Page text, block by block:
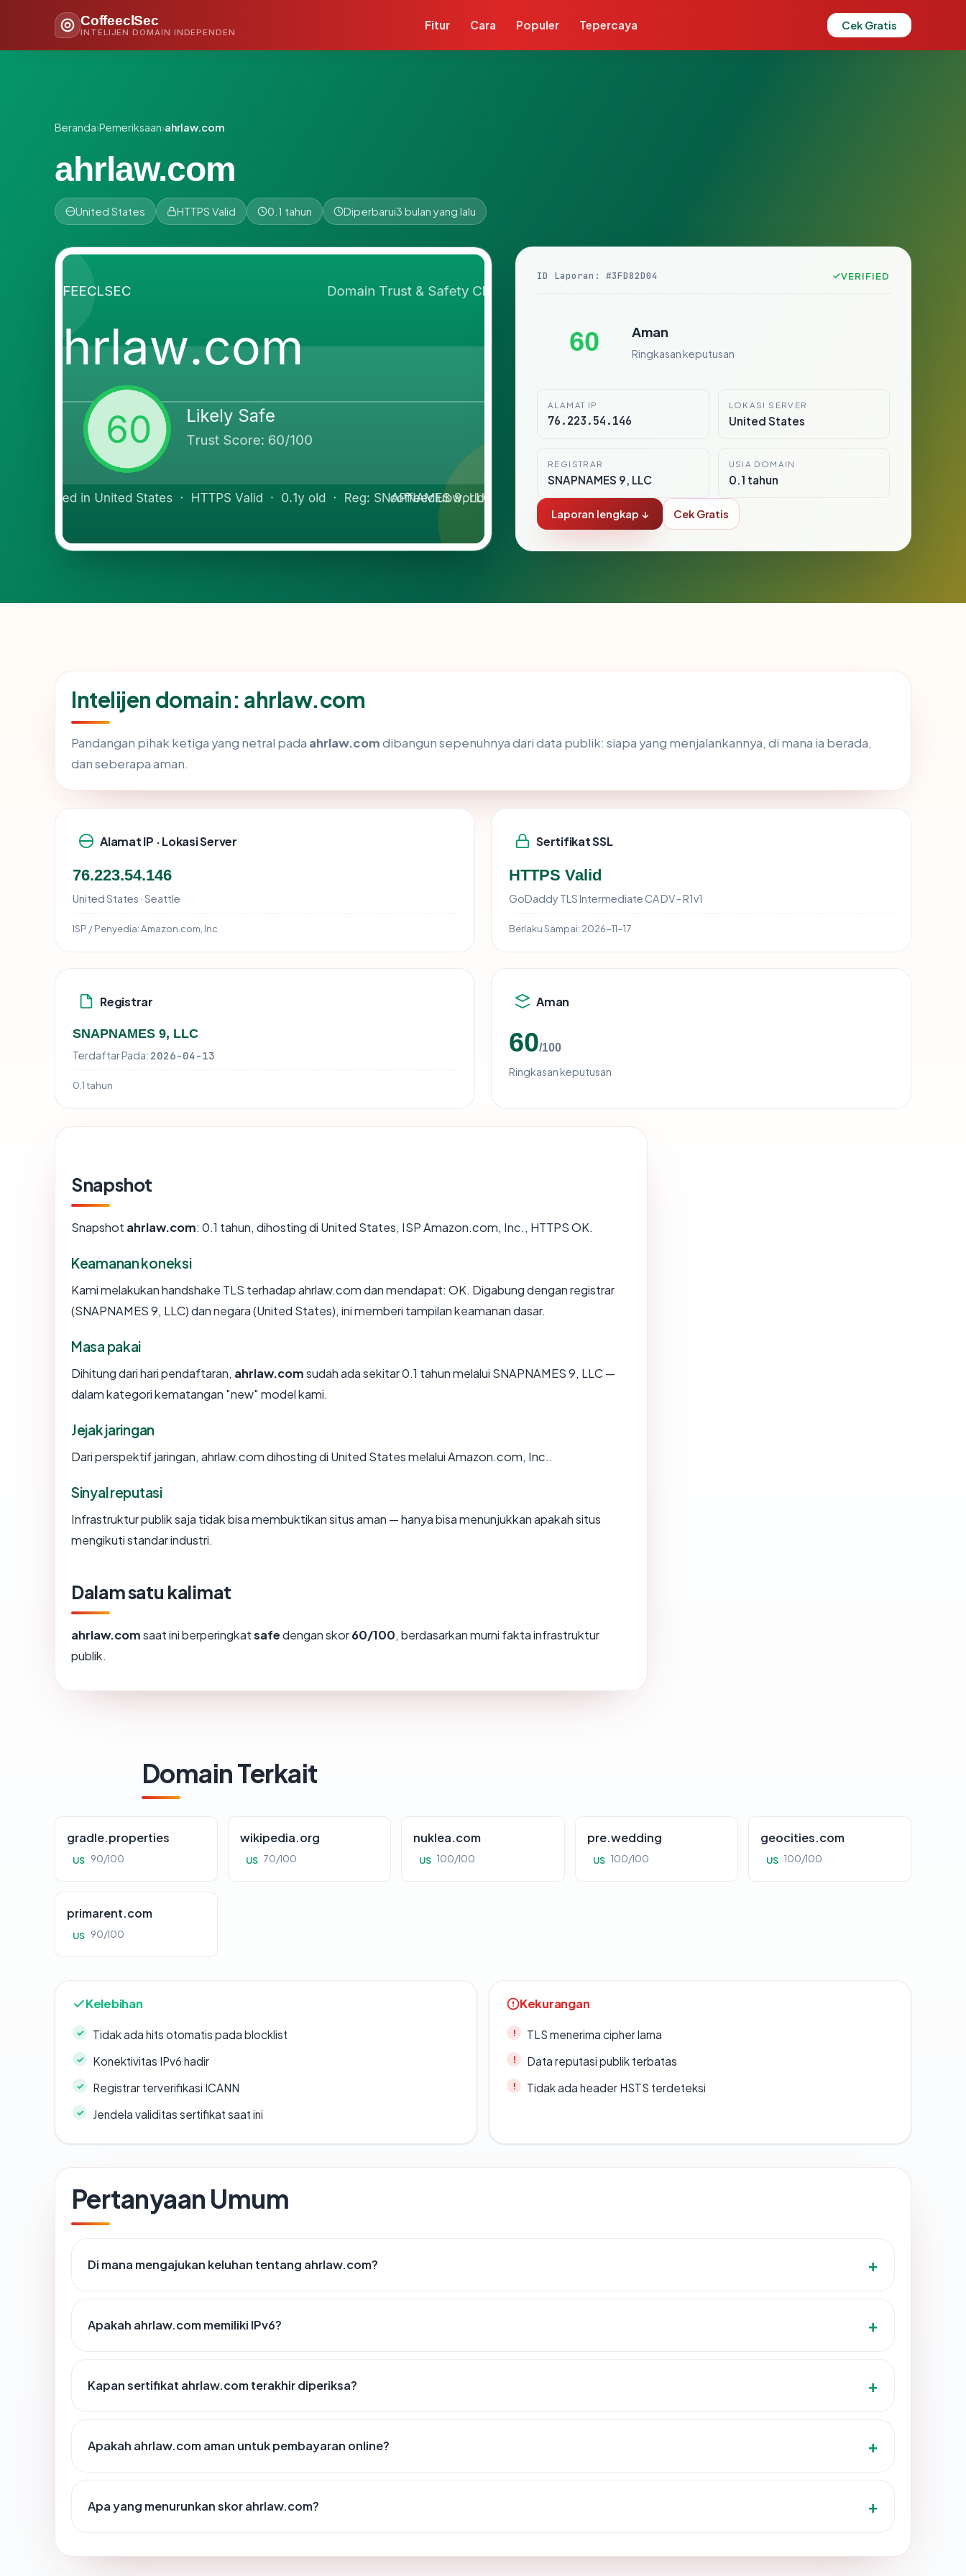
CoffeeclSec
INTELIJEN DOMAIN INDEPENDEN
Fitur Cara Populer Tepercaya Cek Gratis
Beranda›Pemeriksaan›ahrlaw.com
ahrlaw.com
United States HTTPS Valid 0.1 tahun Diperbarui3 bulan yang lalu
ID Laporan: #3FD82D04 VERIFIED
60 Aman
Ringkasan keputusan
ALAMAT IP
76.223.54.146
LOKASI SERVER
United States
REGISTRAR
SNAPNAMES 9, LLC
USIA DOMAIN
0.1 tahun
Laporan lengkap ↓ Cek Gratis
Intelijen domain: ahrlaw.com
Pandangan pihak ketiga yang netral pada ahrlaw.comdibangun sepenuhnya dari data publik: siapa yang menjalankannya, di mana ia berada,
dan seberapa aman.
Alamat IP · Lokasi Server
76.223.54.146
United States · Seattle
ISP / Penyedia:Amazon.com, Inc.
Sertifikat SSL
HTTPS Valid
GoDaddy TLS Intermediate CA DV - R1v1
Berlaku Sampai: 2026-11-17
Registrar
SNAPNAMES 9, LLC
Terdaftar Pada: 2026-04-13
0.1 tahun
Aman
60/100
Ringkasan keputusan
Snapshot
Snapshot ahrlaw.com: 0.1 tahun, dihosting di United States, ISP Amazon.com, Inc., HTTPS OK.
Keamanan koneksi
Kami melakukan handshake TLS terhadap ahrlaw.com dan mendapat: OK. Digabung dengan registrar
(SNAPNAMES 9, LLC) dan negara (United States), ini memberi tampilan keamanan dasar.
Masa pakai
Dihitung dari hari pendaftaran, ahrlaw.comsudah ada sekitar 0.1 tahun melalui SNAPNAMES 9, LLC —
dalam kategori kematangan "new" model kami.
Jejak jaringan
Dari perspektif jaringan, ahrlaw.com dihosting di United States melalui Amazon.com, Inc..
Sinyal reputasi
Infrastruktur publik saja tidak bisa membuktikan situs aman — hanya bisa menunjukkan apakah situs
mengikuti standar industri.
Dalam satu kalimat
ahrlaw.comsaat ini berperingkatsafedengan skor60/100, berdasarkan murni fakta infrastruktur
publik.
Domain Terkait
gradle.properties
US 90/100
wikipedia.org
US 70/100
nuklea.com
US 100/100
pre.wedding
US 100/100
geocities.com
US 100/100
primarent.com
US 90/100
Kelebihan
Tidak ada hits otomatis pada blocklist
Konektivitas IPv6 hadir
Registrar terverifikasi ICANN
Jendela validitas sertifikat saat ini
Kekurangan
TLS menerima cipher lama
Data reputasi publik terbatas
Tidak ada header HSTS terdeteksi
Pertanyaan Umum
Di mana mengajukan keluhan tentang ahrlaw.com?
Apakah ahrlaw.com memiliki IPv6?
Kapan sertifikat ahrlaw.com terakhir diperiksa?
Apakah ahrlaw.com aman untuk pembayaran online?
Apa yang menurunkan skor ahrlaw.com?